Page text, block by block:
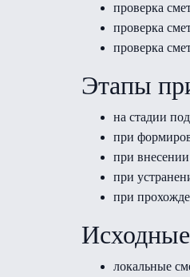
проверка
проверка
проверка
Этапы
на стадии
при
при
при
при
локальные